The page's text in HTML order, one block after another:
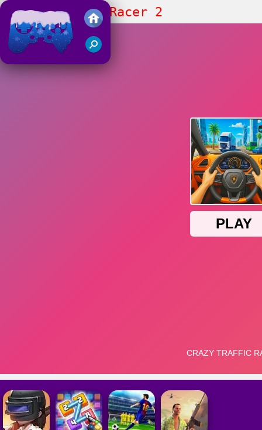
Juegos Friv 2018
Crazy Traffic Racer 2